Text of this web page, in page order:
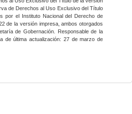
de Derechos al Uso Exclusivo del Título
por el Instituto Nacional del Derecho de
de la versión impresa, ambos otorgados
de Gobernación. Responsable de la
de última actualización: 27 de marzo de